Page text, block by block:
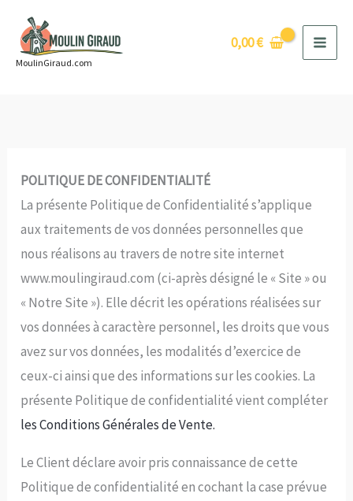
contenu
MoulinGiraud.com
0,00€
POLITIQUE DE CONFIDENTIALITÉ
La présente Politique de Confidentialité s’applique
aux traitements de vos données personnelles que
nous réalisons au travers de notre site internet
www.moulingiraud.com (ci-après désigné le « Site » ou
« Notre Site »). Elle décrit les opérations réalisées sur
vos données à caractère personnel, les droits que vous
avez sur vos données, les modalités d’exercice de
ceux-ci ainsi que des informations sur les cookies. La
présente Politique de confidentialité vient compléter
les Conditions Générales de Vente.
Le Client déclare avoir pris connaissance de cette
Politique de confidentialité en cochant la case prévue